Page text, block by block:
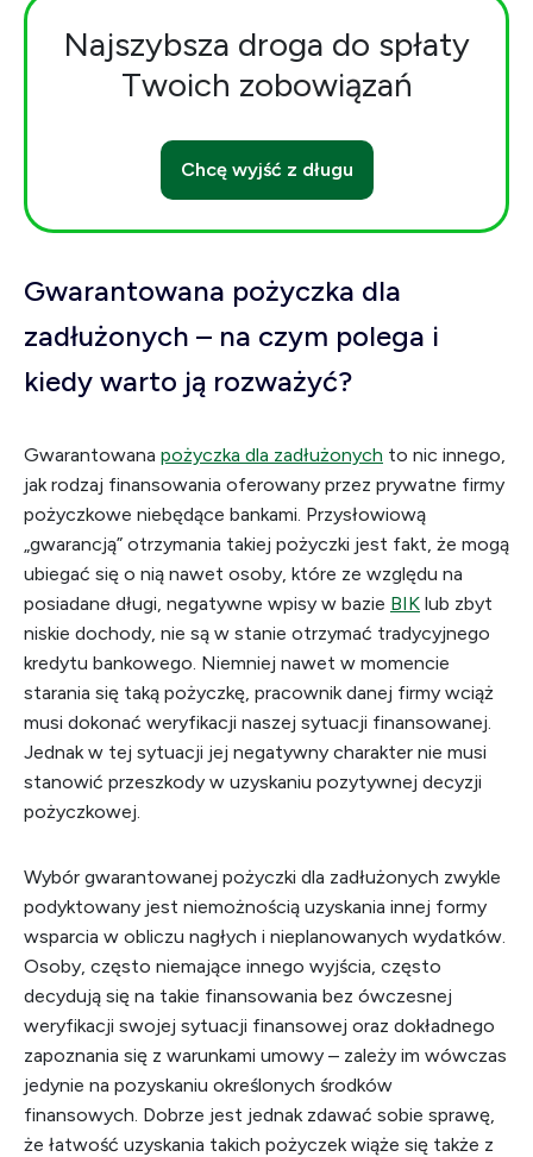
Najszybsza droga do spłaty
Twoich zobowiązań
Chcę wyjść z długu
Gwarantowana pożyczka dla
zadłużonych – na czym polega i
kiedy warto ją rozważyć?
Gwarantowana pożyczka dla zadłużonych to nic innego,
jak rodzaj finansowania oferowany przez prywatne firmy
pożyczkowe niebędące bankami. Przysłowiową
„gwarancją” otrzymania takiej pożyczki jest fakt, że mogą
ubiegać się o nią nawet osoby, które ze względu na
posiadane długi, negatywne wpisy w bazie BIK lub zbyt
niskie dochody, nie są w stanie otrzymać tradycyjnego
kredytu bankowego. Niemniej nawet w momencie
starania się taką pożyczkę, pracownik danej firmy wciąż
musi dokonać weryfikacji naszej sytuacji finansowanej.
Jednak w tej sytuacji jej negatywny charakter nie musi
stanowić przeszkody w uzyskaniu pozytywnej decyzji
pożyczkowej.
Wybór gwarantowanej pożyczki dla zadłużonych zwykle
podyktowany jest niemożnością uzyskania innej formy
wsparcia w obliczu nagłych i nieplanowanych wydatków.
Osoby, często niemające innego wyjścia, często
decydują się na takie finansowania bez ówczesnej
weryfikacji swojej sytuacji finansowej oraz dokładnego
zapoznania się z warunkami umowy – zależy im wówczas
jedynie na pozyskaniu określonych środków
finansowych. Dobrze jest jednak zdawać sobie sprawę,
że łatwość uzyskania takich pożyczek wiąże się także z